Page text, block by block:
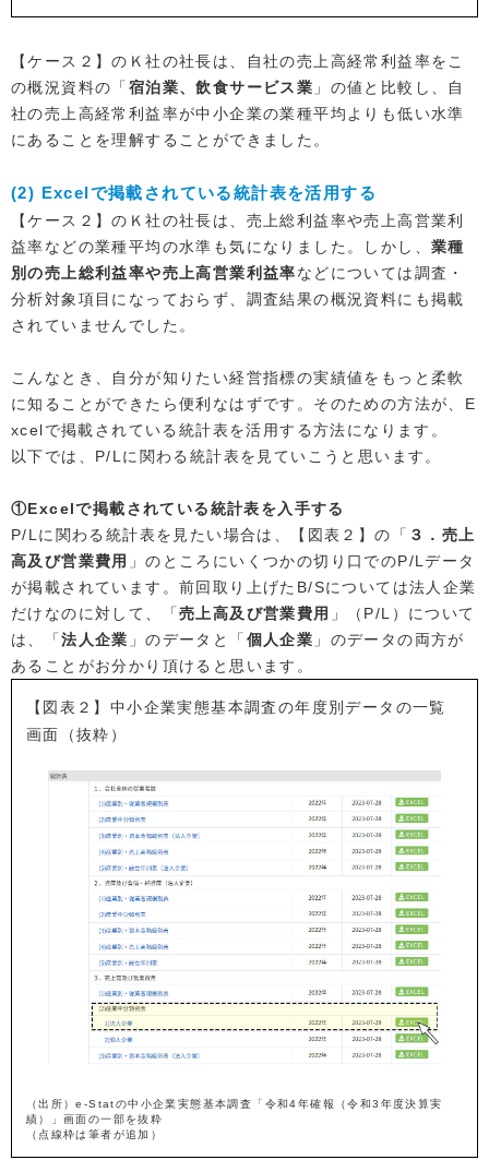
【ケース２】のＫ社の社長は、自社の売上高経常利益率をこ
の概況資料の「 宿泊業、飲食サービス業 」の値と比較し、自
社の売上高経常利益率が中小企業の業種平均よりも低い水準
にあることを理解することができました。
(2) Excelで掲載されている統計表を活用する
【ケース２】のＫ社の社長は、売上総利益率や売上高営業利
益率などの業種平均の水準も気になりました。しかし、 業種
別の売上総利益率や売上高営業利益率などについては調査・
分析対象項目になっておらず、調査結果の概況資料にも掲載
されていませんでした。
こんなとき、自分が知りたい経営指標の実績値をもっと柔軟
に知ることができたら便利なはずです。そのための方法が、E
xcelで掲載されている統計表を活用する方法になります。
以下では、P/Lに関わる統計表を見ていこうと思います。
①Excelで掲載されている統計表を入手する
P/Lに関わる統計表を見たい場合は、【図表２】の「 ３．売上
高及び営業費用 」のところにいくつかの切り口でのP/Lデータ
が掲載されています。前回取り上げたB/Sについては法人企業
だけなのに対して、「売上高及び営業費用 」（P/L）について
は、「法人企業 」のデータと「 個人企業 」のデータの両方が
あることがお分かり頂けると思います。
【図表２】中小企業実態基本調査の年度別データの一覧
画面（抜粋）
（出所）e-Statの中小企業実態基本調査「令和4年確報（令和3年度決算実
績）」画面の一部を抜粋
（点線枠は筆者が追加）